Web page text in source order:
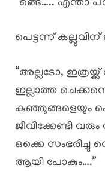
“ങ്ങെ….. എന്താ
പെട്ടന്ന് കല്ലുവിന്
“അല്ലടോ,
ഇല്ലാത്ത
കുഞ്ഞുങ്ങളെയും
ജീവിക്കേണ്ടി
ഒക്കെ സംഭരിച്ചു
ആയി പോകും….”